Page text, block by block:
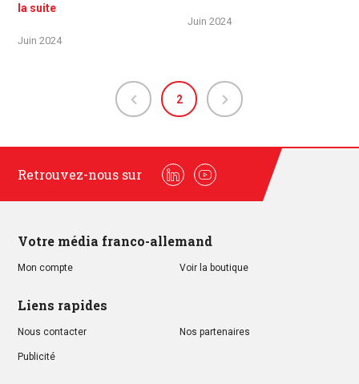
la suite
Juin 2024
Juin 2024
2
Retrouvez-nous sur
LinkedinYoutube
Votre média franco-allemand
Mon compte Voir la boutique
Liens rapides
Nous contacter Nos partenaires
Publicité